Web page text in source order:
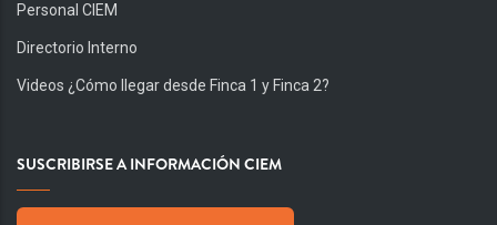
Personal CIEM
Directorio Interno
Videos ¿Cómo llegar desde Finca 1 y Finca 2?
SUSCRIBIRSE A INFORMACIÓN CIEM